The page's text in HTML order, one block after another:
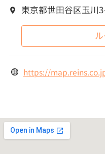
東京都世田谷区玉川
https://